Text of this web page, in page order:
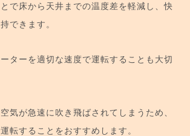
で床から天井までの温度差を軽減し、快
できます。
ターを適切な速度で運転することも大切
気が急速に吹き飛ばされてしまうため、
転することをおすすめします。